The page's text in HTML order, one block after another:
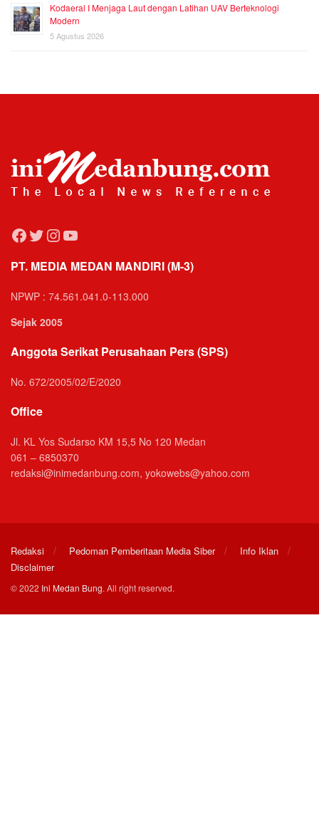
Kodaeral I Menjaga Laut dengan Latihan UAV Berteknologi
Modern
5 Agustus 2026
Facebook
Twitter
Instagram
YouTube
PT. MEDIA MEDAN MANDIRI (M-3)
NPWP : 74.561.041.0-113.000
Sejak 2005
Anggota Serikat Perusahaan Pers (SPS)
No. 672/2005/02/E/2020
Office
Jl. KL Yos Sudarso KM 15,5 No 120 Medan
061 – 6850370
redaksi@inimedanbung.com, yokowebs@yahoo.com
Redaksi Pedoman Pemberitaan Media Siber
Info Iklan
Disclaimer
© 2022 Ini Medan Bung. All right reserved.